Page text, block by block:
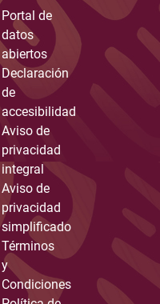
Portal de
datos
abiertos
Declaración
de
accesibilidad
Aviso de
privacidad
integral
Aviso de
privacidad
simplificado
Términos
y
Condiciones